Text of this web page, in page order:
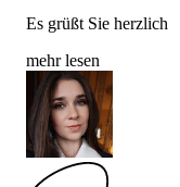
Es grüßt Sie herzlich
mehr lesen